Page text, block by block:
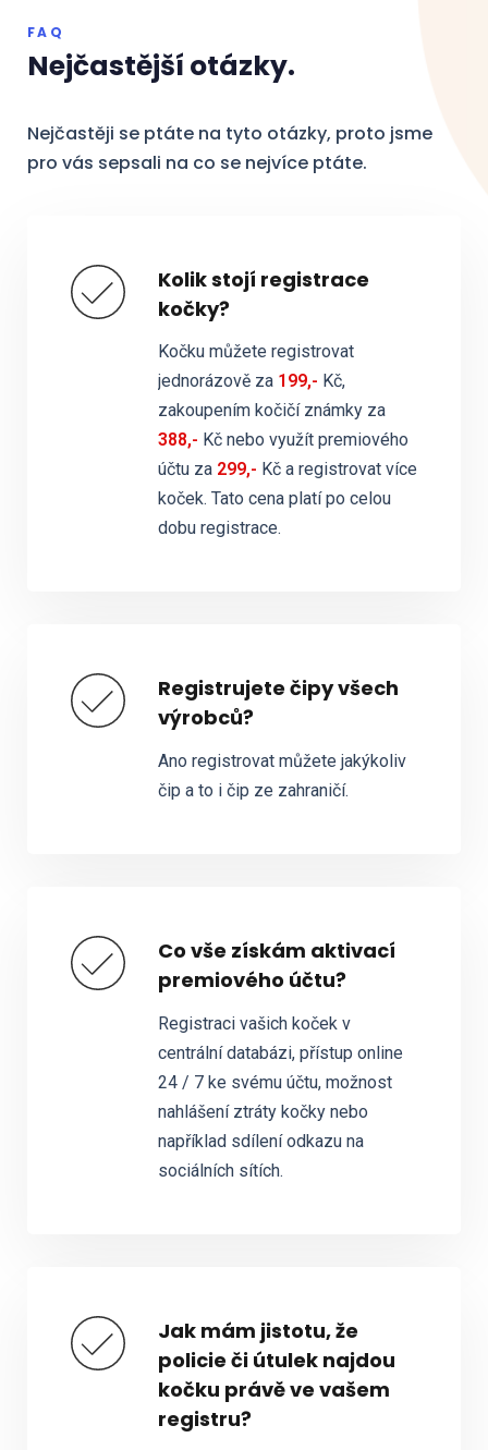
FAQ
Nejčastější otázky.
Nejčastěji se ptáte na tyto otázky, proto jsme
pro vás sepsali na co se nejvíce ptáte.
Kolik stojí registrace
kočky?
Kočku můžete registrovat
jednorázově za 199,- Kč,
zakoupením kočičí známky za
388,- Kč nebo využít premiového
účtu za 299,- Kč a registrovat více
koček. Tato cena platí po celou
dobu registrace.
Registrujete čipy všech
výrobců?
Ano registrovat můžete jakýkoliv
čip a to i čip ze zahraničí.
Co vše získám aktivací
premiového účtu?
Registraci vašich koček v
centrální databázi, přístup online
24 / 7 ke svému účtu, možnost
nahlášení ztráty kočky nebo
například sdílení odkazu na
sociálních sítích.
Jak mám jistotu, že
policie či útulek najdou
kočku právě ve vašem
registru?